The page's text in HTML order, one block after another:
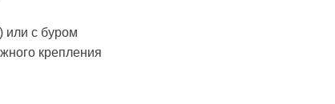
или с буром
крепления